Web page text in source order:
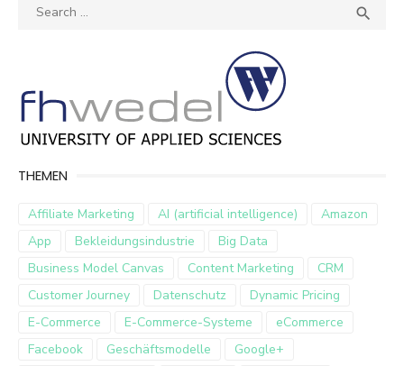
Search

THEMEN
Affiliate Marketing AI (artificial intelligence)
Amazon
App
Bekleidungsindustrie
Big Data
Business Model Canvas
Content Marketing
CRM
Customer Journey
Datenschutz
Dynamic Pricing
E-Commerce
E-Commerce-Systeme
eCommerce
Facebook
Geschäftsmodelle
Google+